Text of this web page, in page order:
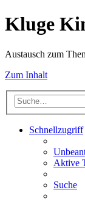
Kluge
Austausch zum
Zum Inhalt
Schnellzugriff
Aktive
Suche